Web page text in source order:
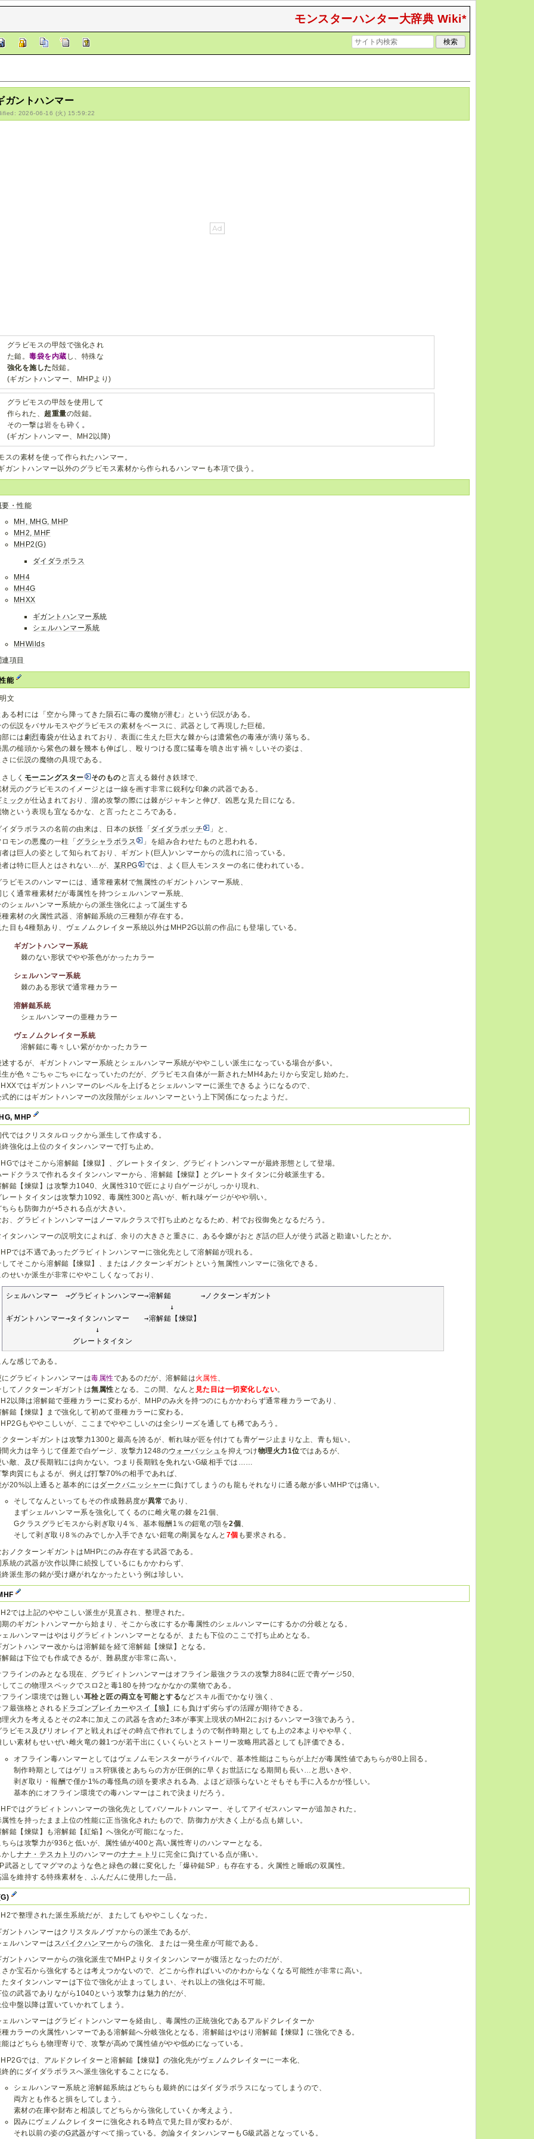
モンスターハンター大辞典 Wiki*
ガントハンマー
2026-06-16 (火) 15:59:22
グラビモスの甲殻で強化され
た鎚。毒袋を内蔵 し、特殊な
強化を施した殻鎚。
(ギガントハンマー、MHPより)
グラビモスの甲殻を使用して
作られた、超重量の殻鎚。
その一撃は岩をも砕く。
(ギガントハンマー、MH2以降)
スの素材を使って作られたハンマー。
ガントハンマー以外のグラビモス素材から作られるハンマーも本項で扱う。
要・性能
MH, MHG, MHP
MH2, MHF
MHP2(G)
ダイダラボラス
MH4
MH4G
MHXX
ギガントハンマー系統
シェルハンマー系統
MHWilds
連項目
能
文
ある村には「空から降ってきた隕石に毒の魔物が潜む」という伝説がある。
の伝説をバサルモスやグラビモスの素材をベースに、武器として再現した巨槌。
部には劇烈毒袋が仕込まれており、表面に生えた巨大な棘からは濃紫色の毒液が滴り落ちる。
黒の槌頭から紫色の棘を幾本も伸ばし、殴りつける度に猛毒を噴き出す禍々しいその姿は、
さに伝説の魔物の具現である。
さしく モーニングスター そのもの と言える棘付き鉄球で、
材元のグラビモスのイメージとは一線を画す非常に鋭利な印象の武器である。
ミック が仕込まれており、溜め攻撃の際には棘がジャキンと伸び、凶悪な見た目になる。
物という表現も宜なるかな、と言ったところである。
イダラボラスの名前の由来は、日本の妖怪「 ダイダラボッチ
」と、
ロモンの悪魔の一柱「 グラシャラボラス
」を組み合わせたものと思われる。
者は巨人の姿として知られており、ギガント(巨人)ハンマーからの流れに沿っている。
者は特に巨人とはされない…が、 某RPG
では、よく巨人モンスターの名に使われている。
ラビモスのハンマーには、通常種素材で無属性のギガントハンマー系統、
じく通常種素材だが毒属性を持つシェルハンマー系統、
のシェルハンマー系統からの派生強化によって誕生する
種素材の火属性武器、溶解鎚系統の三種類が存在する。
た目も4種類あり、ヴェノムクレイター系統以外はMHP2G以前の作品にも登場している。
ギガントハンマー系統
棘のない形状でやや茶色がかったカラー
シェルハンマー系統
棘のある形状で通常種カラー
溶解鎚系統
シェルハンマーの亜種カラー
ヴェノムクレイター系統
溶解鎚に毒々しい紫がかかったカラー
述するが、ギガントハンマー系統とシェルハンマー系統がややこしい派生になっている場合が多い。
生が色々ごちゃごちゃになっていたのだが、グラビモス自体が一新されたMH4あたりから安定し始めた。
ではギガントハンマーのレベルを上げるとシェルハンマーに派生できるようになるので、
式的にはギガントハンマーの次段階がシェルハンマーという上下関係になったようだ。
MHP
代ではクリスタルロックから派生して作成する。
終強化は上位のタイタンハンマーで打ち止め。
ではそこから溶解鎚【煉獄】、グレートタイタン、グラビィトンハンマーが最終形態として登場。
ードクラスで作れるタイタンハンマーから、溶解鎚【煉獄】とグレートタイタンに分岐派生する。
解鎚【煉獄】は攻撃力1040、火属性310で匠により白ゲージがしっかり現れ、
レートタイタンは攻撃力1092、毒属性300と高いが、斬れ味ゲージがやや弱い。
ちらも防御力が+5される点が大きい。
お、グラビィトンハンマーはノーマルクラスで打ち止めとなるため、村でお役御免となるだろう。
イタンハンマーの説明文によれば、余りの大きさと重さに、ある令嬢がおとぎ話の巨人が使う武器と勘違いしたとか。
では不遇であったグラビィトンハンマーに強化先として溶解鎚が現れる。
してそこから溶解鎚【煉獄】、またはノクターンギガントという無属性ハンマーに強化できる。
のせいか派生が非常にややこしくなっており、
シェルハンマー　→グラビィトンハンマー→溶解鎚　　　　→ノクターンギガント
↓
ギガントハンマー→タイタンハンマー　　→溶解鎚【煉獄】
↓
グレートタイタン
んな感じである。
にグラビィトンハンマーは毒属性であるのだが、溶解鎚は火属性
してノクターンギガントは無属性 となる。この間、なんと 見た目は一切変化しない。
以降は溶解鎚で亜種カラーに変わるが、MHPのみ火を持つのにもかかわらず通常種カラーであり、
解鎚【煉獄】まで強化して初めて亜種カラーに変わる。
もややこしいが、ここまでややこしいのは全シリーズを通しても稀であろう。
クターンギガントは攻撃力1300と最高を誇るが、斬れ味が匠を付けても青ゲージ止まりな上、青も短い。
間火力は辛うじて僅差で白ゲージ、攻撃力1248のウォーバッシュを抑えつけ物理火力1位ではあるが、
い敵、及び長期戦には向かない。つまり長期戦を免れないG級相手では……
撃肉質にもよるが、例えば打撃70%の相手であれば、
が20%以上通ると基本的にはダークバニッシャー に負けてしまうのも龍もそれなりに通る敵が多いMHPでは痛い。
そしてなんといってもその作成難易度が異常であり、
まずシェルハンマー系を強化してくるのに雌火竜の棘を21個、
Gクラスグラビモスから剥ぎ取り4％、基本報酬1％の鎧竜の顎を2個 、
そして剥ぎ取り8％のみでしか入手できない鎧竜の剛翼をなんと 7個 も要求される。
おノクターンギガントはMHPにのみ存在する武器である。
系統の武器が次作以降に続投しているにもかかわらず、
終派生形の銘が受け継がれなかったという例は珍しい。
では上記のややこしい派生が見直され、整理された。
期のギガントハンマーから始まり、そこから改にするか毒属性のシェルハンマーにするかの分岐となる。
ェルハンマーはやはりグラビィトンハンマーとなるが、またも下位のここで打ち止めとなる。
ガントハンマー改からは溶解鎚を経て溶解鎚【煉獄】となる。
解鎚は下位でも作成できるが、難易度が非常に高い。
フラインのみとなる現在、グラビィトンハンマーはオフライン最強クラスの攻撃力884に匠で青ゲージ50、
してこの物理スペックでスロ2と毒180を持つなかなかの業物である。
フライン環境では難しい耳栓と匠の両立を可能とするなどスキル面でかなり強く、
フ最強格とされる ドラゴンブレイカーやスイ【狼】
にも負けず劣らずの活躍が期待できる。
理火力を考えるとその2本に加えこの武器を含めた3本が事実上現状のMH2におけるハンマー3強であろう。
ラビモス及びリオレイアと戦えればその時点で作れてしまうので制作時期としても上の2本よりやや早く、
しい素材もせいぜい雌火竜の棘1つが若干出にくいくらいとストーリー攻略用武器としても評価できる。
オフライン毒ハンマーとしてはヴェノムモンスターがライバルで、基本性能はこちらが上だが毒属性値であちらが80上回る。
制作時期としてはゲリョス狩猟後とあちらの方が圧倒的に早くお世話になる期間も長い…と思いきや、
剥ぎ取り・報酬で僅か1%の毒怪鳥の頭を要求される為、よほど頑張らないとそもそも手に入るかが怪しい。
基本的にオフライン環境での毒ハンマーはこれで決まりだろう。
ではグラビィトンハンマーの強化先としてバソールトハンマー、そしてアイゼスハンマーが追加された。
属性を持ったまま上位の性能に正当強化されたもので、防御力が大きく上がる点も嬉しい。
解鎚【煉獄】も溶解鎚【紅焔】へ強化が可能になった。
ちらは攻撃力が936と低いが、属性値が400と高い属性寄りのハンマーとなる。
かしナナ・テスカトリのハンマーのナナ＝トリ に完全に負けている点が痛い。
武器としてマグマのような色と緑色の棘に変化した「爆砕鎚SP」も存在する。火属性と睡眠の双属性。
温を維持する特殊素材を、ふんだんに使用した一品。
で整理された派生系統だが、またしてもややこしくなった。
ガントハンマーはクリスタルノヴァからの派生であるが、
ェルハンマーは スパイクハンマーからの強化、または一発生産が可能である。
ガントハンマーからの強化派生でMHPよりタイタンハンマーが復活となったのだが、
さか宝石から強化するとは考えつかないので、どこから作ればいいのかわからなくなる可能性が非常に高い。
たタイタンハンマーは下位で強化が止まってしまい、それ以上の強化は不可能。
位の武器でありながら1040という攻撃力は魅力的だが、
位中盤以降は置いていかれてしまう。
ェルハンマーはグラビィトンハンマーを経由し、毒属性の正統強化であるアルドクレイターか
種カラーの火属性ハンマーである溶解鎚へ分岐強化となる。溶解鎚はやはり溶解鎚【煉獄】に強化できる。
能はどちらも物理寄りで、攻撃が高めで属性値がやや低めになっている。
では、アルドクレイターと溶解鎚【煉獄】の強化先がヴェノムクレイターに一本化、
終的にダイダラボラスへ派生強化することになる。
シェルハンマー系統と溶解鎚系統はどちらも最終的にはダイダラボラスになってしまうので、
両方とも作ると損をしてしまう。
素材の在庫や財布と相談してどちらから強化していくか考えよう。
因みにヴェノムクレイターに強化される時点で見た目が変わるが、
それ以前の姿のG武器がすべて揃っている。勿論タイタンハンマーもG級武器となっている。